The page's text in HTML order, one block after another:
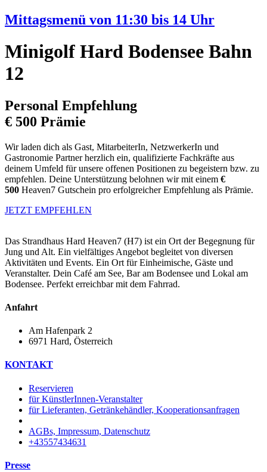
Mittagsmenü von 11:30 bis 14 Uhr
Minigolf Hard Bodensee Bahn
12
Personal Empfehlung
€ 500 Prämie
Wir laden dich als Gast, MitarbeiterIn, NetzwerkerIn und
Gastronomie Partner herzlich ein, qualifizierte Fachkräfte aus
deinem Umfeld für unsere offenen Positionen zu begeistern bzw. zu
empfehlen. Deine Unterstützung belohnen wir mit einem €
500 Heaven7 Gutschein pro erfolgreicher Empfehlung als Prämie.
JETZT EMPFEHLEN
Das Strandhaus Hard Heaven7 (H7) ist ein Ort der Begegnung für
Jung und Alt. Ein vielfältiges Angebot begleitet von diversen
Aktivitäten und Events. Ein Ort für Einheimische, Gäste und
Veranstalter. Dein Café am See, Bar am Bodensee und Lokal am
Bodensee. Perfekt erreichbar mit dem Fahrrad.
Anfahrt
Am Hafenpark 2
6971 Hard, Österreich​
KONTAKT
Reservieren
für KünstlerInnen-Veranstalter
für Lieferanten, Getränkehändler, Kooperationsanfragen
AGBs, Impressum, Datenschutz
+43557434631
Presse